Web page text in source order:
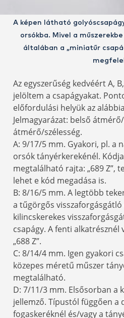
A képen látható
orsókba. Mivel a
általában a „miniatűr
Az egyszerűség kedvéért A,
jelöltem a csapágyakat.
előfordulási helyük az
Jelmagyarázat: belső
átmérő/szélesség.
A: 9/17/5 mm. Gyakori, pl. a
orsók tányérkerekénél.
megtalálható rajta: „689 Z”,
lehet e kód megadása is.
B: 8/16/5 mm. A legtöbb
a tűgörgős visszaforgásgátló
kilincskerekes
csapágy. A fenti alkatrésznél
„688 Z”.
C: 8/14/4 mm. Igen gyakori
közepes méretű műszer
megtalálható.
D: 7/11/3 mm. Elsősorban a
jellemző. Típustól függően a
fogaskeréknél és/vagy a